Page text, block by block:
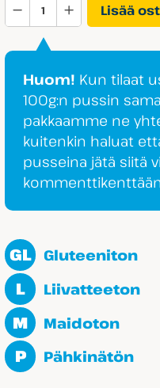
Hedelmäcoctail
määrä
Lisää
Huom! Kun tilaat
100g:n pussin
pakkaamme ne
kuitenkin haluat
pusseina jätä siitä
GL Gluteeniton
L Liivatteeton
M Maidoton
P Pähkinätön